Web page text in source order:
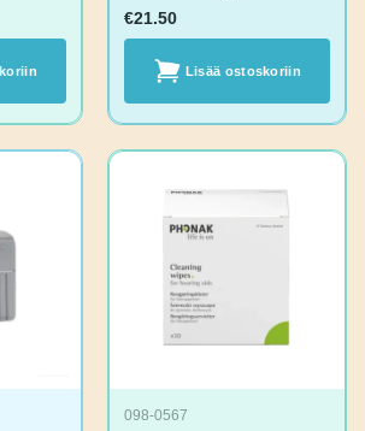
€21.50
098-0567